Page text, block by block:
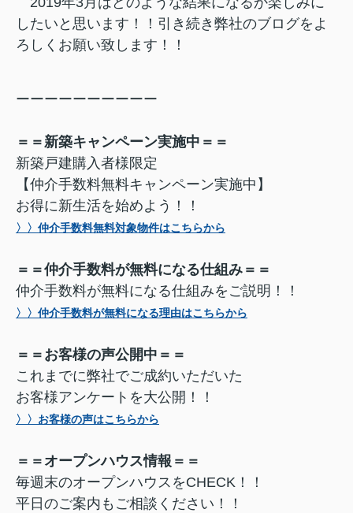
したいと思います！！ 引き続き弊社のブログをよ
ろしくお願い致します！！
ーーーーーーーーーー
＝＝新築キャンペーン実施中＝＝
新築戸建購入者様限定
【仲介手数料無料キャンペーン実施中】
お得に新生活を始めよう！！
〉〉仲介手数料無料対象物件はこちらから
＝＝仲介手数料が無料になる仕組み＝＝
仲介手数料が無料になる仕組みをご説明！！
〉〉仲介手数料が無料になる理由はこちらから
＝＝お客様の声公開中＝＝
これまでに弊社でご成約いただいた
お客様アンケートを大公開！！
〉〉お客様の声はこちらから
＝＝オープンハウス情報＝＝
毎週末のオープンハウスをCHECK！！
平日のご案内もご相談ください！！